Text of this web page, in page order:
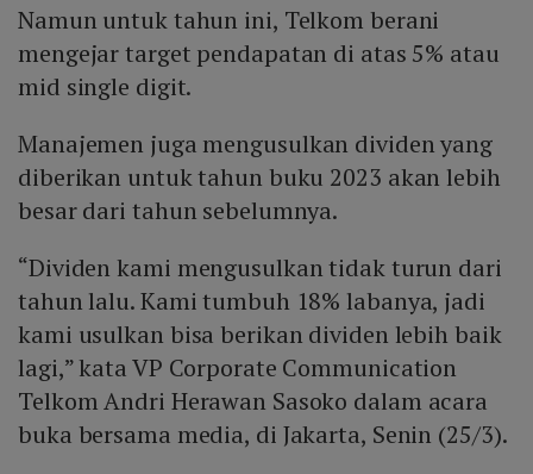
Namun untuk tahun ini, Telkom berani
mengejar target pendapatan di atas 5% atau
mid single digit.
Manajemen juga mengusulkan dividen yang
diberikan untuk tahun buku 2023 akan lebih
besar dari tahun sebelumnya.
“Dividen kami mengusulkan tidak turun dari
tahun lalu. Kami tumbuh 18% labanya, jadi
kami usulkan bisa berikan dividen lebih baik
lagi,” kata VP Corporate Communication
Telkom Andri Herawan Sasoko dalam acara
buka bersama media, di Jakarta, Senin (25/3).